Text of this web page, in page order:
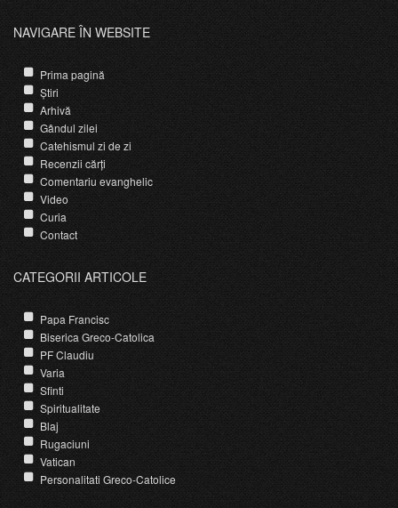
NAVIGARE ÎN WEBSITE
Prima pagină
Știri
Arhivă
Gândul zilei
Catehismul zi de zi
Recenzii cărți
Comentariu evanghelic
Video
Curia
Contact
CATEGORII ARTICOLE
Papa Francisc
Biserica Greco-Catolica
PF Claudiu
Varia
Sfinti
Spiritualitate
Blaj
Rugaciuni
Vatican
Personalitati Greco-Catolice